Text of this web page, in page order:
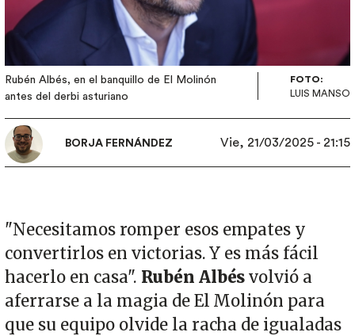
Rubén Albés, en el banquillo de El Molinón
antes del derbi asturiano
FOTO:
LUIS MANSO
BORJA FERNÁNDEZ Vie, 21/03/2025 - 21:15
"Necesitamos romper esos empates y
convertirlos en victorias. Y es más fácil
hacerlo en casa". Rubén Albésvolvió a
aferrarse a la magia de El Molinón para
que su equipo olvide la racha de igualadas